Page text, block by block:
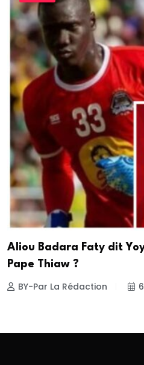
Aliou Badara Faty dit
Pape Thiaw ?
BY-Par La Rédaction